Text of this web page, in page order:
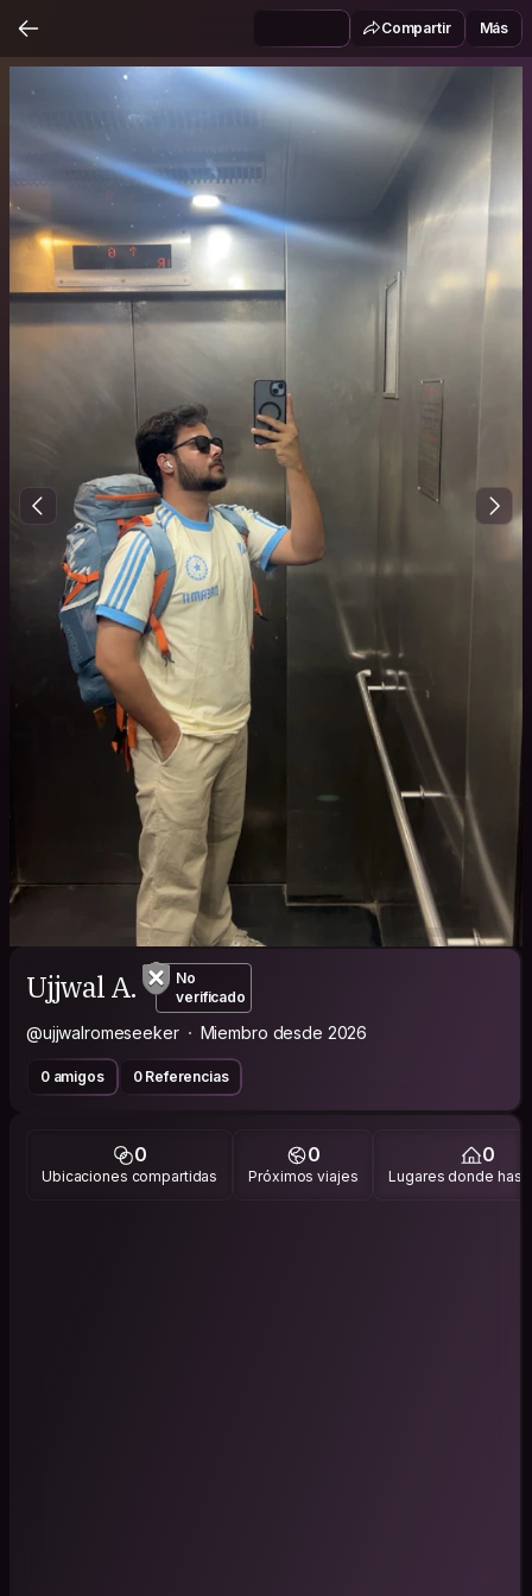
Compartir Más
Ujjwal A.
No
verificado
@ujjwalromeseeker Miembro desde 2026
0 amigos 0 Referencias
0
Ubicaciones compartidas
0
Próximos viajes
0
Lugares donde has